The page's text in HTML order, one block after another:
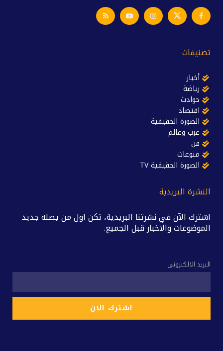
تصنيفات
أخبار
رياضة
حوادث
اقتصاد
الصورة الحقيقية
عرب وعالم
فن
منوعات
الصورة الحقيقية TV
النشرة البريدية
اشترك الآن في نشرتنا البريدية، تكن اول من يصله جديد
الموضوعات والاخبار قبل الجميع.
البريد الالكتروني